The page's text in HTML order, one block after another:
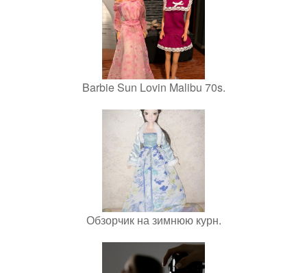
Barbie Sun Lovin Malibu 70s.
Обзорчик на зимнюю курн.